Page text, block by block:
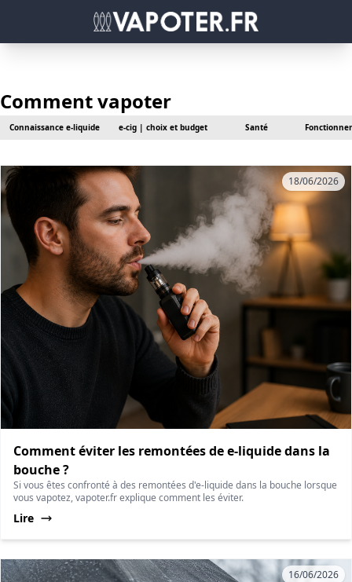
Comment vapoter
Connaissance e-liquide e-cig | choix et budget Santé
18/06/2026
Comment éviter les remontées de e-liquide dans la
bouche ?
Si vous êtes confronté à des remontées d'e-liquide dans la bouche lorsque
vous vapotez, vapoter.fr explique comment les éviter.
Lire
16/06/2026